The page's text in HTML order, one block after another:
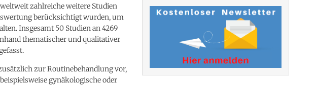
zahlreiche weitere Studien
berücksichtigt wurden, um
Insgesamt 50 Studien an 4269
thematischer und qualitativer
zur Routinebehandlung vor,
gynäkologische oder